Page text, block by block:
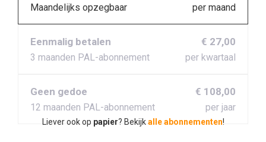
Maandelijks opzegbaar per maand
Eenmalig betalen
3 maanden PAL-abonnement
€ 27,00
per kwartaal
Geen gedoe
12 maanden PAL-abonnement
€ 108,00
per jaar
Liever ook op papier? Bekijkalle abonnementen!